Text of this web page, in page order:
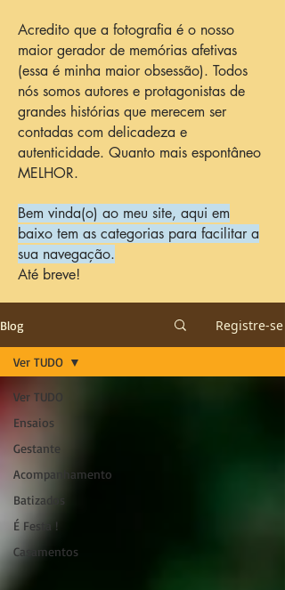
Acredito que a fotografia é o nosso
maior gerador de memórias afetivas
(essa é minha maior obsessão). Todos
nós somos autores e protagonistas de
grandes histórias que merecem ser
contadas com delicadeza e
autenticidade. Quanto mais espontâneo
MELHOR.
Bem vinda(o) ao meu site, aqui em
baixo tem as categorias para facilitar a
sua navegação.
Até breve!
Blog Registre-se
Ver TUDO
Ensaios
Gestante
Acompanhamento
Batizados
É Festa !
Casamentos
Ver TUDO